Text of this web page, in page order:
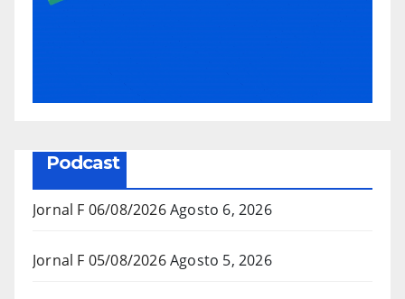
Podcast
Jornal F 06/08/2026Agosto 6, 2026
Jornal F 05/08/2026Agosto 5, 2026